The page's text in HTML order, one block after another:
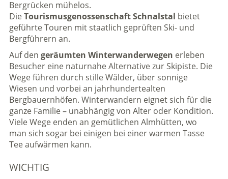
Bergrücken mühelos.
DieTourismusgenossenschaft Schnalstal bietet
geführte Touren mit staatlich geprüften Ski- und
Bergführern an.
Auf den geräumten Winterwanderwegen erleben
Besucher eine naturnahe Alternative zur Skipiste. Die
Wege führen durch stille Wälder, über sonnige
Wiesen und vorbei an jahrhundertealten
Bergbauernhöfen. Winterwandern eignet sich für die
ganze Familie – unabhängig von Alter oder Kondition.
Viele Wege enden an gemütlichen Almhütten, wo
man sich sogar bei einigen bei einer warmen Tasse
Tee aufwärmen kann.
WICHTIG